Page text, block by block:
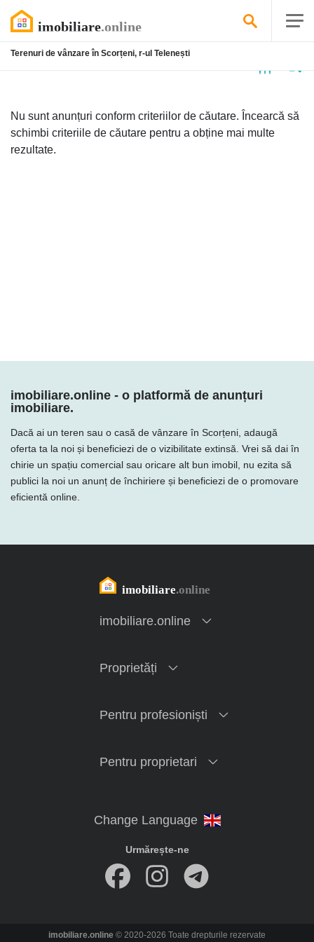
Terenuri de vânzare în Scorțeni, r-ul Telenești
Nu sunt anunțuri conform criteriilor de căutare. Încearcă să
schimbi criteriile de căutare pentru a obține mai multe
rezultate.
imobiliare.online - o platformă de anunțuri
imobiliare.
Dacă ai un teren sau o casă de vânzare în Scorțeni, adaugă
oferta ta la noi și beneficiezi de o vizibilitate extinsă. Vrei să dai în
chirie un spațiu comercial sau oricare alt bun imobil, nu ezita să
publici la noi un anunț de închiriere și beneficiezi de o promovare
eficientă online.
imobiliare.online
Proprietăți
Pentru profesioniști
Pentru proprietari
Urmărește-ne
imobiliare.online © 2020-2026 Toate drepturile rezervate